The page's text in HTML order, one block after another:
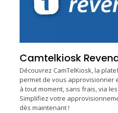
Camtelkiosk
Découvrez CamTelKiosk, la
permet de vous approvisionner
à tout moment, sans frais, via
Simplifiez votre
dès maintenant !